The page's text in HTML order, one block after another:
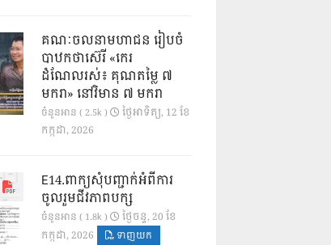
គណៈចលនាមហាជន រៀបចំ
បាឋកថាស៊េរី «កេរ
ដំណែលរស់៖ គុណតម្លៃ ៧
មករា» នៅវិមាន ៧ មករា
ចំនួនអាន ( 2.5k )
ថ្ងៃ​អាទិត្យ, 12 ខែ​
កក្កដា, 2026
E14.ពាក្យសុំបញ្ជាក់អំពីការ
ចូលរួមជីវភាពបក្ស
ចំនួនអាន ( 1.8k )
ថ្ងៃ​ចន្ទ, 20 ខែ​
កក្កដា, 2026
ទាញយក